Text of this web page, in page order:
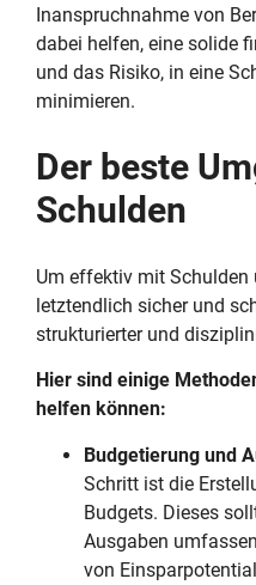
Inanspruchnahme von
dabei helfen, eine solide
und das Risiko, in eine
minimieren.
Der beste
Schulden
Um effektiv mit Schulden
letztendlich sicher und
strukturierter und
Hier sind einige
helfen können:
Budgetierung und
Schritt ist die
Budgets. Dieses
Ausgaben
von